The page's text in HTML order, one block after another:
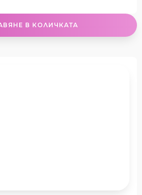
В КОЛИЧКАТА